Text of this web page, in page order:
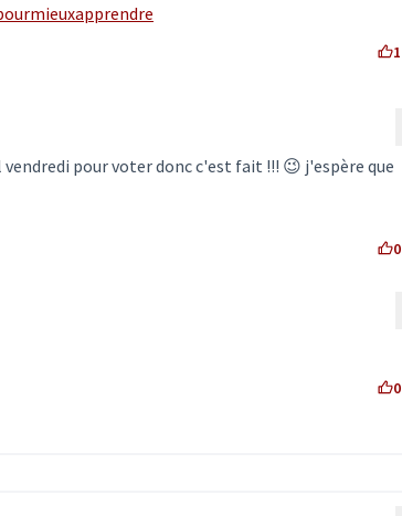
1
2050)
pour voter donc c'est fait !!! 😉 j'espère que
0
au commentaire 2052)
0